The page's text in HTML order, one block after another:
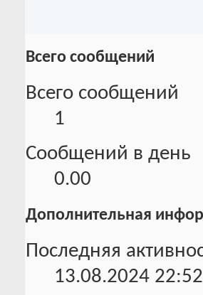
Всего сообщений
Всего сообщений
1
Сообщений в день
0.00
Дополнительная
Последняя
13.08.2024 22:52